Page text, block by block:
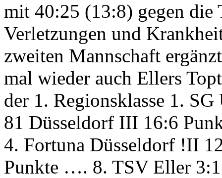
mit 40:25 (13:8) gegen die
Verletzungen und
zweiten Mannschaft
mal wieder auch Ellers
der 1. Regionsklasse 1.
81 Düsseldorf III 16:6
4. Fortuna Düsseldorf !II
Punkte …. 8. TSV Eller